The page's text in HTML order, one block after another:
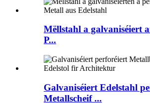
Mëllstahl a galvaniséiert
P...
Galvaniséiert Edelstahl
Metallscheif ...